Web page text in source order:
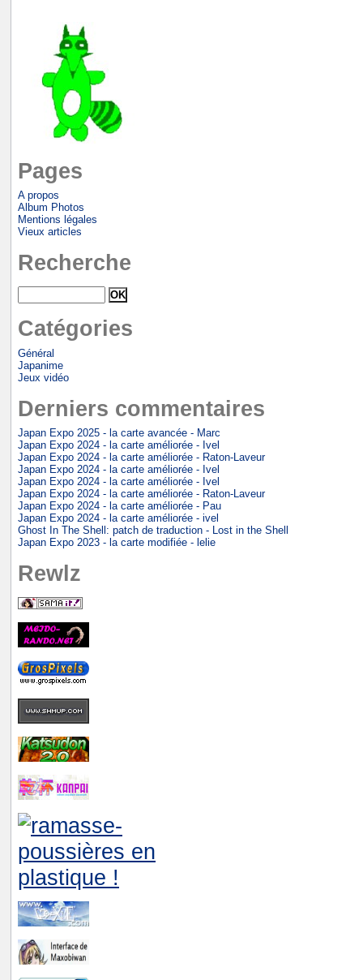
Pages
A propos
Album Photos
Mentions légales
Vieux articles
Recherche
Catégories
Général
Japanime
Jeux vidéo
Derniers commentaires
Japan Expo 2025 - la carte avancée - Marc
Japan Expo 2024 - la carte améliorée - Ivel
Japan Expo 2024 - la carte améliorée - Raton-Laveur
Japan Expo 2024 - la carte améliorée - Ivel
Japan Expo 2024 - la carte améliorée - Ivel
Japan Expo 2024 - la carte améliorée - Raton-Laveur
Japan Expo 2024 - la carte améliorée - Pau
Japan Expo 2024 - la carte améliorée - ivel
Ghost In The Shell: patch de traduction - Lost in the Shell
Japan Expo 2023 - la carte modifiée - lelie
Rewlz